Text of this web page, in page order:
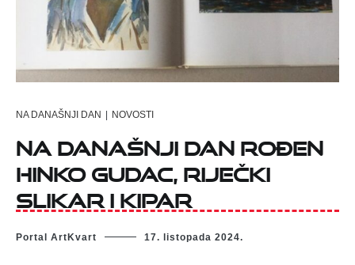
NA DANAŠNJI DAN | NOVOSTI
Na današnji dan rođen
Hinko Gudac, riječki
slikar i kipar
Portal ArtKvart 17. listopada 2024.